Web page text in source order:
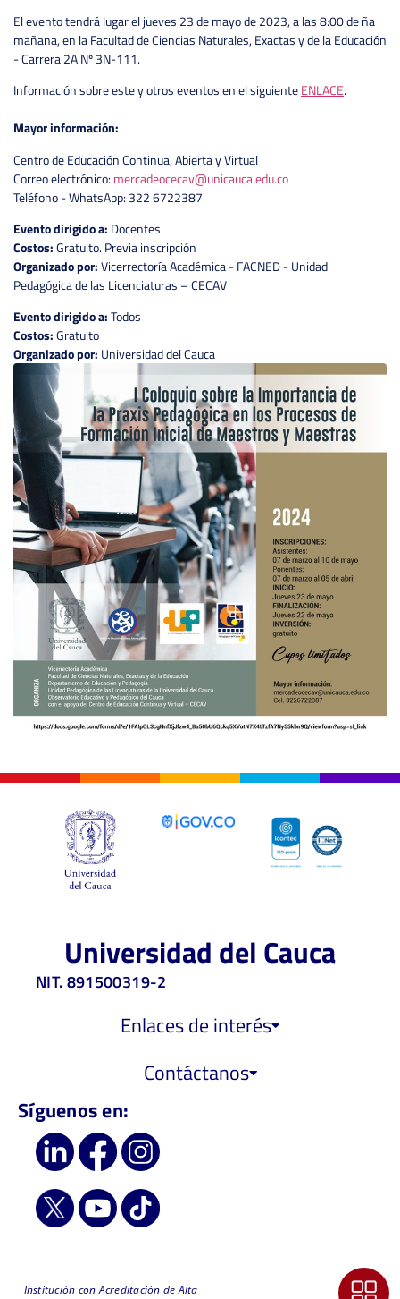
El evento tendrá lugar el jueves 23 de mayo de 2023, a las 8:00 de ña
mañana, en la Facultad de Ciencias Naturales, Exactas y de la Educación
- Carrera 2A Nº 3N-111.
Información sobre este y otros eventos en el siguienteENLACE.
Mayor información:
Centro de Educación Continua, Abierta y Virtual
Correo electrónico:mercadeocecav@unicauca.edu.co
Teléfono - WhatsApp: 322 6722387
Evento dirigido a: Docentes
Costos:Gratuito. Previa inscripción
Organizado por:Vicerrectoría Académica - FACNED - Unidad
Pedagógica de las Licenciaturas – CECAV
Evento dirigido a:Todos
Costos:Gratuito
Organizado por: Universidad del Cauca
Universidad del Cauca
NIT. 891500319-2
Enlaces de interés
Contáctanos
Síguenos en:
Institución con Acreditación de Alta